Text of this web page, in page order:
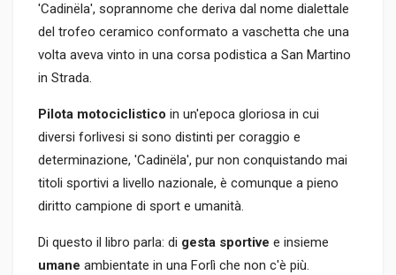
'Cadinëla', soprannome che deriva dal nome dialettale
del trofeo ceramico conformato a vaschetta che una
volta aveva vinto in una corsa podistica a San Martino
in Strada.
Pilota motociclistico in un'epoca gloriosa in cui
diversi forlivesi si sono distinti per coraggio e
determinazione, 'Cadinëla', pur non conquistando mai
titoli sportivi a livello nazionale, è comunque a pieno
diritto campione di sport e umanità.
Di questo il libro parla: di gesta sportive e insieme
umane ambientate in una Forlì che non c'è più.